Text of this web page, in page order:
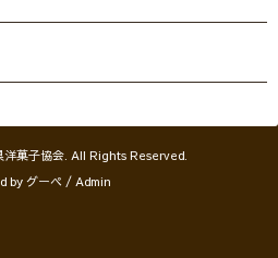
洋菓子協会. All Rights Reserved.
by グーペ / Admin